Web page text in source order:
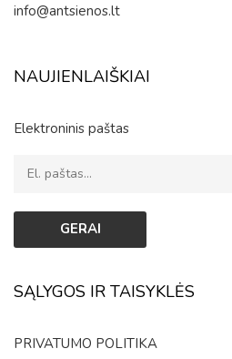
info@antsienos.lt
NAUJIENLAIŠKIAI
Elektroninis paštas
SĄLYGOS IR TAISYKLĖS
PRIVATUMO POLITIKA